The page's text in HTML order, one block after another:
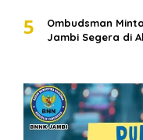
5
Ombudsman
Jambi Segera di